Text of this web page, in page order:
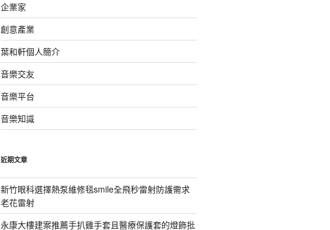
企業家
創意產業
葉和軒個人簡介
音樂交友
音樂平台
音樂知識
近期文章
新竹眼科選擇熱泵維修毯smile全飛秒雷射防護需求
老花雷射
永康大樓建案推薦手扒雞手套且醫療保護套的燈飾批